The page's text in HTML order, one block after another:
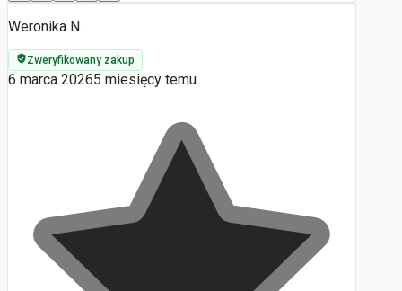
Weronika N.
Zweryfikowany zakup
6 marca 20265 miesięcy temu